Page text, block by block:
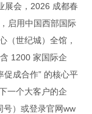
展会，2026 成都春
启用中国西部国际
（世纪城）全馆，
1200 家国际企
促成合作” 的核心平
一个大客户的企
）或登录官网ww